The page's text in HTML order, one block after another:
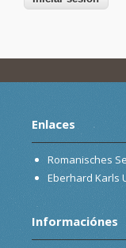
Enlaces
Romanisches
Eberhard Karls
Informaciónes